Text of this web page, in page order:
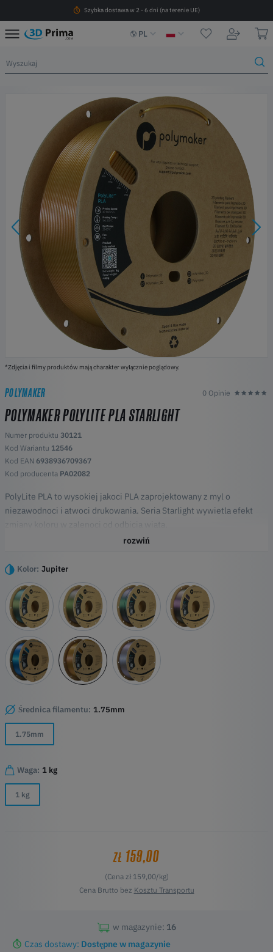
Szybka dostawa w 2 - 6 dni (na terenie UE)
PL
*Zdjęcia i filmy produktów mają charakter wyłącznie poglądowy.
POLYMAKER 0 Opinie
POLYMAKER POLYLITE PLA STARLIGHT
Numer produktu 30121
Kod Wariantu 12546
Kod EAN 6938936709367
Kod producenta PA02082
PolyLite PLA to wysokiej jakoci PLA zaprojektowany z myl o
niezawodnoci i atwoci drukowania. Seria Starlight wywietla efekt
zmiany koloru w zalenoci od odbicia wiata.
Szeroka gama dostpnych kolorów
atwo drukowania
rozwiń
Kolor: Jupiter
Średnica filamentu: 1.75mm
1.75mm
Waga: 1 kg
1 kg
ZŁ 159,00
(Cena zł 159,00/kg)
Cena Brutto bez Kosztu Transportu
w magazynie: 16
Czas dostawy: Dostępne w magazynie